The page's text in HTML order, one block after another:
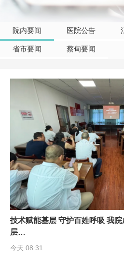
院内要闻 医院公告
省市要闻 蔡甸要闻
技术赋能基层 守护百姓呼吸 我
层…
今天 08:31